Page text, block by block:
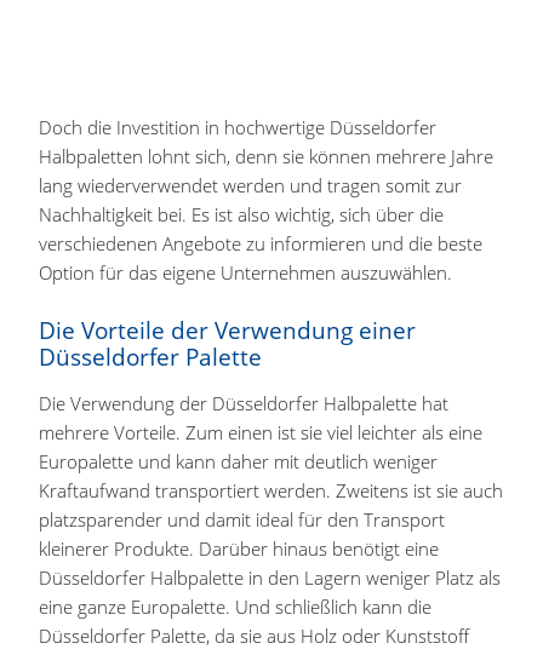
Doch die Investition in hochwertige Düsseldorfer
Halbpaletten lohnt sich, denn sie können mehrere Jahre
lang wiederverwendet werden und tragen somit zur
Nachhaltigkeit bei. Es ist also wichtig, sich über die
verschiedenen Angebote zu informieren und die beste
Option für das eigene Unternehmen auszuwählen.
Die Vorteile der Verwendung einer
Düsseldorfer Palette
Die Verwendung der Düsseldorfer Halbpalette hat
mehrere Vorteile. Zum einen ist sie viel leichter als eine
Europalette und kann daher mit deutlich weniger
Kraftaufwand transportiert werden. Zweitens ist sie auch
platzsparender und damit ideal für den Transport
kleinerer Produkte. Darüber hinaus benötigt eine
Düsseldorfer Halbpalette in den Lagern weniger Platz als
eine ganze Europalette. Und schließlich kann die
Düsseldorfer Palette, da sie aus Holz oder Kunststoff